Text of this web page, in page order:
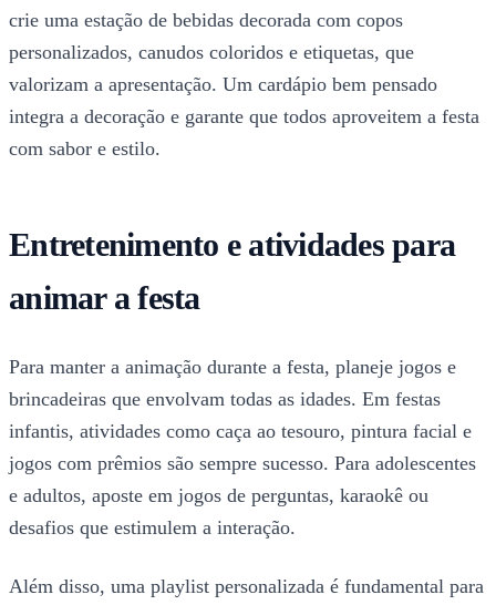
crie uma estação de bebidas decorada com copos
personalizados, canudos coloridos e etiquetas, que
valorizam a apresentação. Um cardápio bem pensado
integra a decoração e garante que todos aproveitem a festa
com sabor e estilo.
Entretenimento e atividades para
animar a festa
Para manter a animação durante a festa, planeje jogos e
brincadeiras que envolvam todas as idades. Em festas
infantis, atividades como caça ao tesouro, pintura facial e
jogos com prêmios são sempre sucesso. Para adolescentes
e adultos, aposte em jogos de perguntas, karaokê ou
desafios que estimulem a interação.
Além disso, uma playlist personalizada é fundamental para